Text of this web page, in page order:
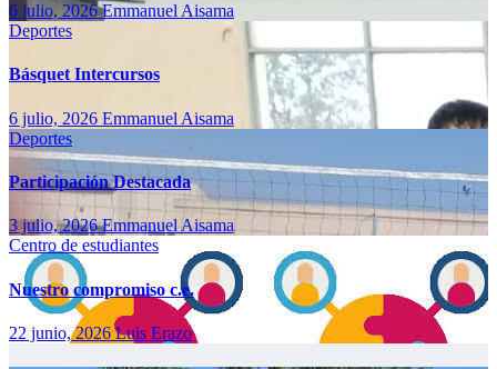
6 julio, 2026Emmanuel Aisama
Deportes
Básquet Intercursos
6 julio, 2026 Emmanuel Aisama
Deportes
Participación Destacada
3 julio, 2026Emmanuel Aisama
Centro de estudiantes
Nuestro compromiso c.e.
22 junio, 2026Luis Erazo